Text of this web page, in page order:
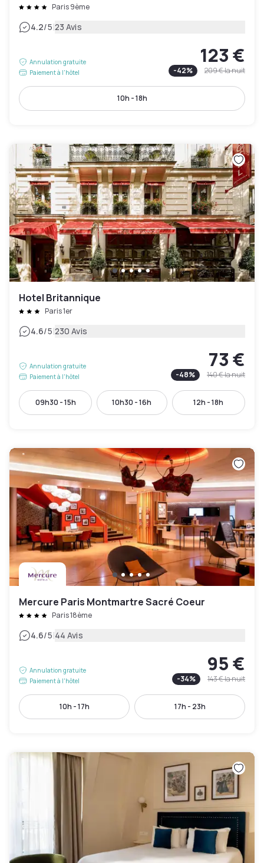
Paris 9ème
4.2/5|23 Avis
Annulation gratuite
Paiement à l'hôtel
123 €
-42% 209 €la nuit
10h - 18h
Hotel Britannique
Paris 1er
4.6/5|230 Avis
Annulation gratuite
Paiement à l'hôtel
73 €
-48% 140 €la nuit
09h30 - 15h 10h30 - 16h 12h - 18h
Mercure Paris Montmartre Sacré Coeur
Paris 18ème
4.6/5|44 Avis
Annulation gratuite
Paiement à l'hôtel
95 €
-34% 143 €la nuit
10h - 17h 17h - 23h